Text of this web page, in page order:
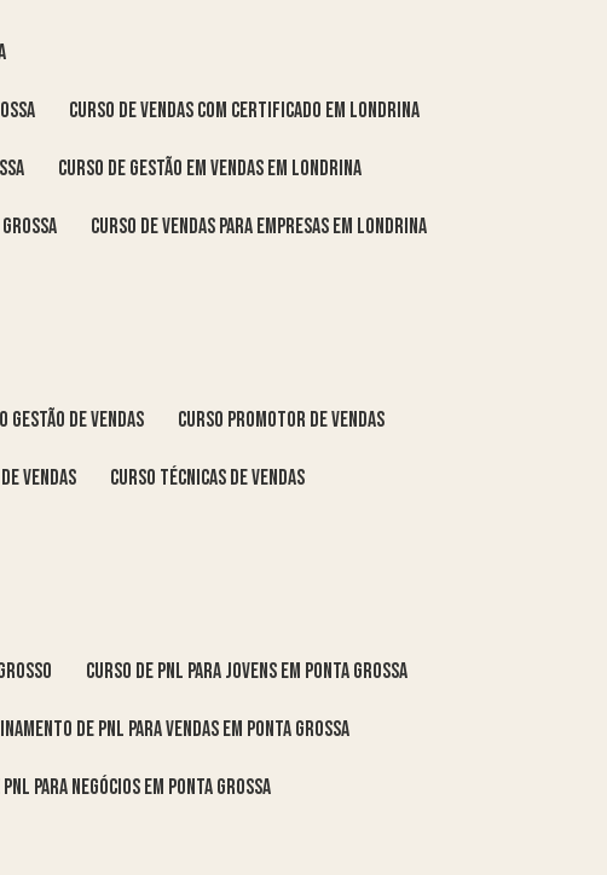
curso de vendas com certificado em Londrina
curso de gestão em vendas em Londrina
curso de vendas para empresas em Londrina
gestão de vendas curso promotor de vendas
vendas curso técnicas de vendas
curso de pnl para jovens em Ponta Grossa
de pnl para vendas em Ponta Grossa
pnl para negócios em Ponta Grossa